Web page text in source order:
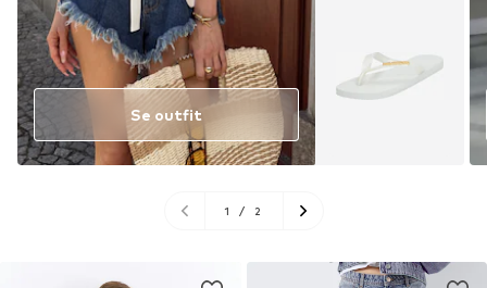
Se outfit
1 / 2